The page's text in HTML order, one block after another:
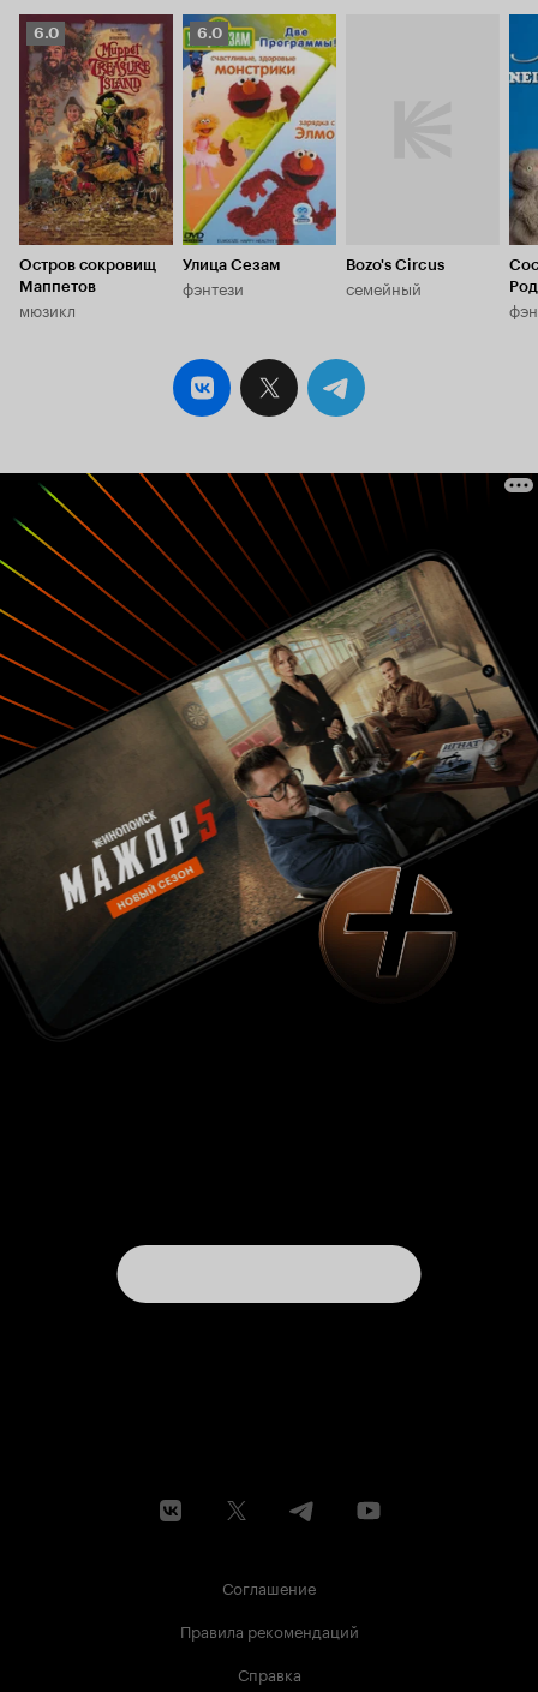
Рейтинг
Кинопоиска
6.0
6.0
Остров сокровищ
Маппетов
мюзикл
Рейтинг
Кинопоиска
6.0
6.0
Улица Сезам
фэнтези
Bozo's Circus
семейный
Соглашение
Правила рекомендаций
Справка